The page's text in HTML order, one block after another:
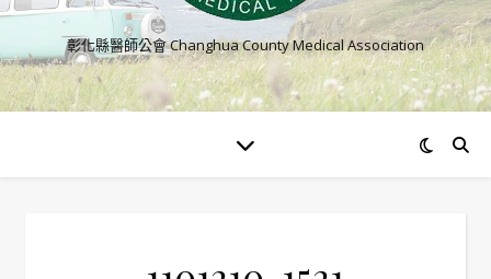
彰化縣醫師公會 Changhua County Medical Association